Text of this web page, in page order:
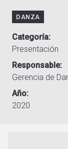
DANZA
Categoría
Presentación
Responsable
Gerencia de
Año
2020